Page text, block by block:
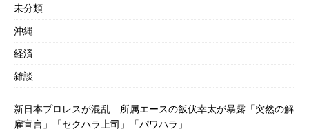
未分類
沖縄
経済
雑談
新日本プロレスが混乱 所属エースの飯伏幸太が暴露「突然の解
雇宣言」「セクハラ上司」「パワハラ」